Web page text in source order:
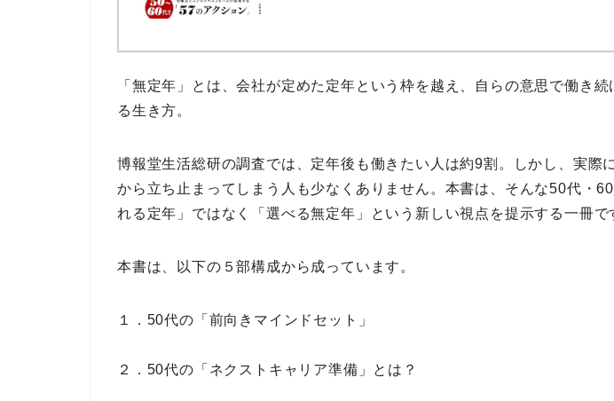
「無定年」 とは、会社が定めた定年という枠を越え、
自らの意思で働き
る生き方。
博報堂生活総研の調査では、 定年後も働きたい人は約9割 。しかし、実際
から立ち止まってしまう人も少なくありません。本書は、そんな50代・
れる定年」ではなく
「選べる無定年」という新しい視点 を提示する一冊で
本書は、以下の ５部構成から成っています。
１．50代の「前向きマインドセット」
２．50代の「ネクストキャリア準備」とは？